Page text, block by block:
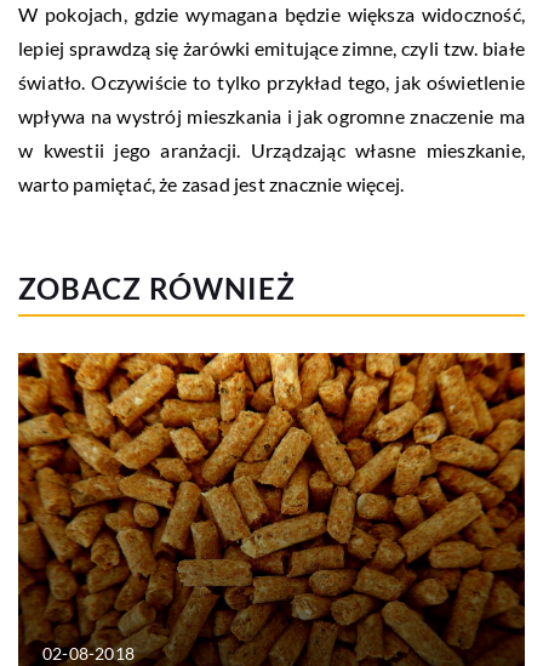
W pokojach, gdzie wymagana będzie większa widoczność,
lepiej sprawdzą się żarówki emitujące zimne, czyli tzw. białe
światło. Oczywiście to tylko przykład tego, jak oświetlenie
wpływa na wystrój mieszkania i jak ogromne znaczenie ma
w kwestii jego aranżacji. Urządzając własne mieszkanie,
warto pamiętać, że zasad jest znacznie więcej.
ZOBACZ RÓWNIEŻ
02-08-2018